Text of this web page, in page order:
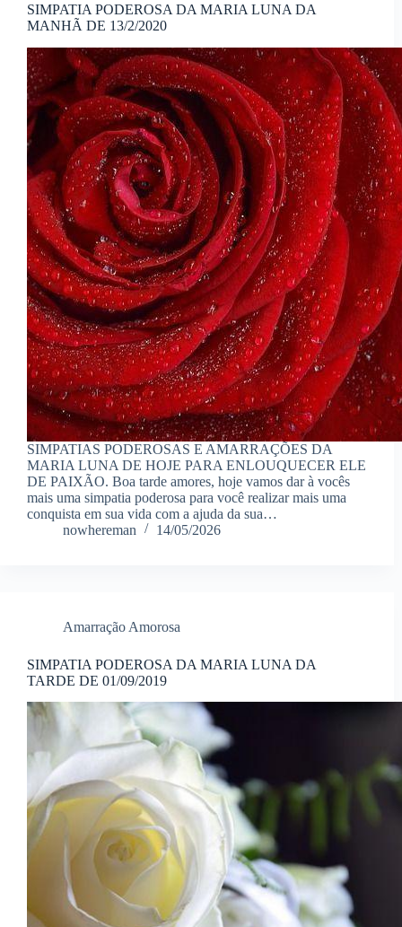
SIMPATIA PODEROSA DA MARIA LUNA DA
MANHÃ DE 13/2/2020
SIMPATIAS PODEROSAS E AMARRAÇÕES DA
MARIA LUNA DE HOJE PARA ENLOUQUECER ELE
DE PAIXÃO. Boa tarde amores, hoje vamos dar à vocês
mais uma simpatia poderosa para você realizar mais uma
conquista em sua vida com a ajuda da sua…
nowhereman
14/05/2026
Amarração Amorosa
SIMPATIA PODEROSA DA MARIA LUNA DA
TARDE DE 01/09/2019